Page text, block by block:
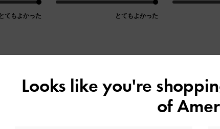
とてもよかった とてもよかった
全て 全て
Looks like you're
of